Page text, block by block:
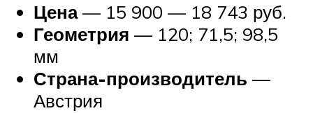
Цена— 15 900 — 18 743 руб.
Геометрия — 120; 71,5; 98,5
мм
Страна-производитель —
Австрия